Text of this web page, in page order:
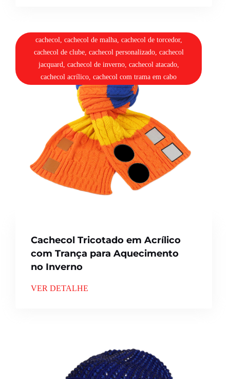
cachecol, cachecol de malha, cachecol de torcedor,
cachecol de clube, cachecol personalizado, cachecol
jacquard, cachecol de inverno, cachecol atacado,
cachecol acrílico, cachecol com trama em cabo
Cachecol Tricotado em Acrílico
com Trança para Aquecimento
no Inverno
VER DETALHE